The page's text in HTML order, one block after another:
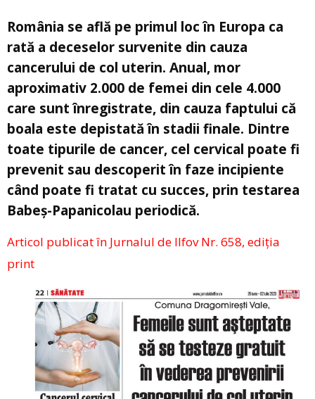
România se află pe primul loc în Europa ca
rată a deceselor survenite din cauza
cancerului de col uterin. Anual, mor
aproximativ 2.000 de femei din cele 4.000
care sunt înregistrate, din cauza faptului că
boala este depistată în stadii finale. Dintre
toate tipurile de cancer, cel cervical poate fi
prevenit sau descoperit în faze incipiente
când poate fi tratat cu succes, prin testarea
Babeș-Papanicolau periodică.
Articol publicat în Jurnalul de Ilfov Nr. 658, ediția
print